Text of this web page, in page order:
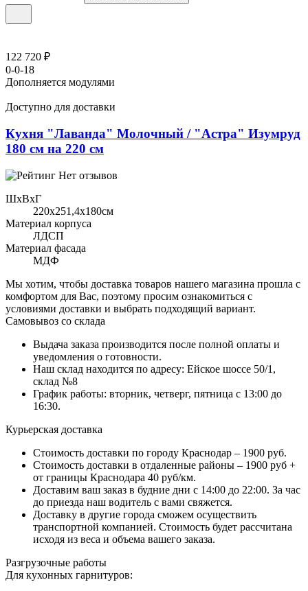
122 720 ₽
0-0-18
Дополняется модулями
Доступно для доставки
Кухня "Лаванда" Молочный / "Астра" Изумруд
180 см на 220 см
Нет отзывов
ШхВхГ
220x251,4х180см
Материал корпуса
ЛДСП
Материал фасада
МДФ
Мы хотим, чтобы доставка товаров нашего магазина прошла с
комфортом для Вас, поэтому просим ознакомиться с
условиями доставки и выбрать подходящий вариант.
Самовывоз со склада
Выдача заказа производится после полной оплаты и
уведомления о готовности.
Наш склад находится по адресу: Ейское шоссе 50/1,
склад №8
График работы: вторник, четверг, пятница с 13:00 до
16:30.
Курьерская доставка
Стоимость доставки по городу Краснодар – 1900 руб.
Стоимость доставки в отдаленные районы – 1900 руб +
от границы Краснодара 40 руб/км.
Доставим ваш заказ в будние дни с 14:00 до 22:00. За час
до приезда наш водитель с вами свяжется.
Доставку в другие города сможем осуществить
транспортной компанией. Стоимость будет рассчитана
исходя из веса и объема вашего заказа.
Разгрузочные работы
Для кухонных гарнитуров: